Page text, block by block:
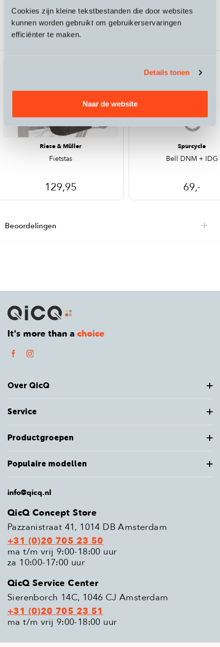
Cookies zijn kleine tekstbestanden die door websites
kunnen worden gebruikt om gebruikerservaringen
efficiënter te maken.
Details tonen
Naar de website
Passende accessoires bij de Riese &
Müller Multicharger e-bike
Riese & Müller
Fietstas
129,95
Spurcycle
Bell DNM + IDG
69,-
Beoordelingen
It's more than a choice
Over QicQ
Service
Productgroepen
Populaire modellen
info@qicq.nl
QicQ Concept Store
Pazzanistraat 41, 1014 DB Amsterdam
+31 (0)20 705 23 50
ma t/m vrij 9:00-18:00 uur
za 10:00-17:00 uur
QicQ Service Center
Sierenborch 14C, 1046 CJ Amsterdam
+31 (0)20 705 23 51
ma t/m vrij 9:00-18:00 uur